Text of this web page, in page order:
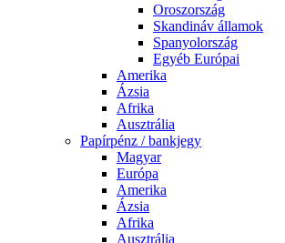
Oroszország
Skandináv államok
Spanyolország
Egyéb Európai
Amerika
Ázsia
Afrika
Ausztrália
Papírpénz / bankjegy
Magyar
Európa
Amerika
Ázsia
Afrika
Ausztrália